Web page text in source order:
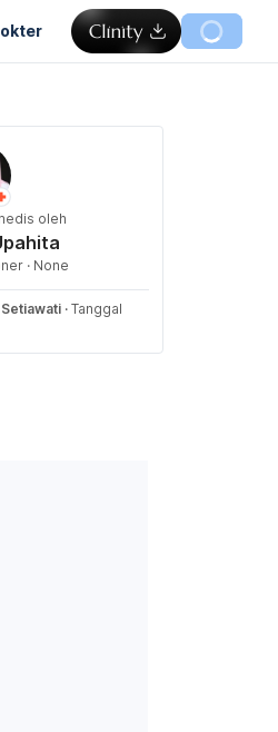
oleh
· None
· Tanggal